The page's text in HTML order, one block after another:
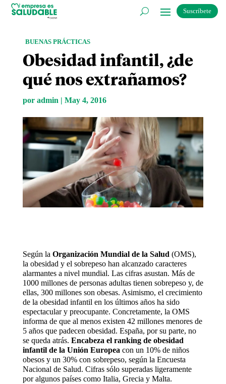
Suscríbete
BUENAS PRÁCTICAS
Obesidad infantil, ¿de
qué nos extrañamos?
por admin | May 4, 2016
Según la Organización Mundial de la Salud (OMS),
la obesidad y el sobrepeso han alcanzado caracteres
alarmantes a nivel mundial. Las cifras asustan. Más de
1000 millones de personas adultas tienen sobrepeso y, de
ellas, 300 millones son obesas. Asimismo, el crecimiento
de la obesidad infantil en los últimos años ha sido
espectacular y preocupante. Concretamente, la OMS
informa de que al menos existen 42 millones menores de
5 años que padecen obesidad. España, por su parte, no
se queda atrás. Encabeza el ranking de obesidad
infantil de la Unión Europea con un 10% de niños
obesos y un 30% con sobrepeso, según la Encuesta
Nacional de Salud. Cifras sólo superadas ligeramente
por algunos países como Italia, Grecia y Malta.